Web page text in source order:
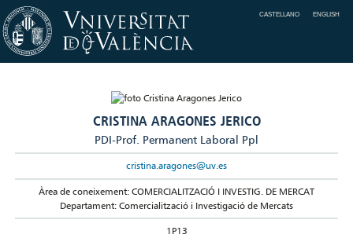
CASTELLANO ENGLISH
CRISTINA ARAGONES JERICO
PDI-Prof. Permanent Laboral Ppl
cristina.aragones@uv.es
Àrea de coneixement: COMERCIALITZACIÓ I INVESTIG. DE MERCAT
Departament: Comercialització i Investigació de Mercats
1P13